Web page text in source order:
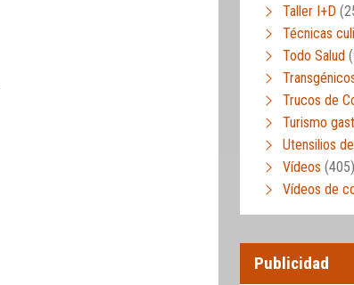
Taller I+D
Técnicas
Todo Salud
Trucos de
Turismo
Utensilios
Vídeos (405)
Vídeos de
Publicidad